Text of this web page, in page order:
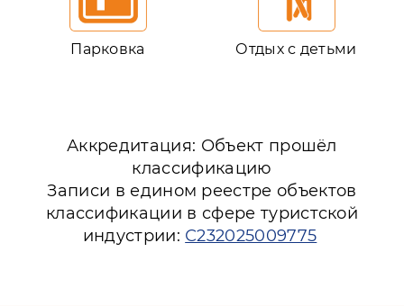
Парковка Отдых с детьми
Аккредитация: Объект прошёл
классификацию
Записи в едином реестре объектов
классификации в сфере туристской
индустрии: С232025009775